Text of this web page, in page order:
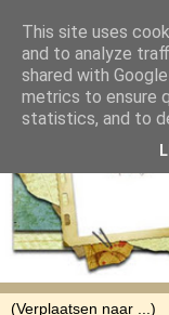
This site uses
and to analyze
shared with
metrics to ensure
statistics, and to